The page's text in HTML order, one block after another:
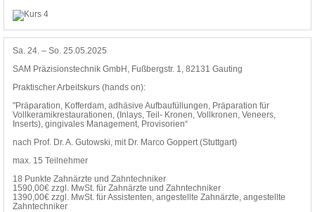
Sa. 24. – So. 25.05.2025
SAM Präzisionstechnik GmbH, Fußbergstr. 1, 82131 Gauting
Praktischer Arbeitskurs (hands on):
"Präparation, Kofferdam, adhäsive Aufbaufüllungen, Präparation für
Vollkeramikrestaurationen, (Inlays, Teil- Kronen, Vollkronen, Veneers,
Inserts), gingivales Management, Provisorien“
nach Prof. Dr. A. Gutowski, mit Dr. Marco Goppert (Stuttgart)
max. 15 Teilnehmer
18 Punkte Zahnärzte und Zahntechniker
1590,00€ zzgl. MwSt. für Zahnärzte und Zahntechniker
1390,00€ zzgl. MwSt. für Assistenten, angestellte Zahnärzte, angestellte
Zahntechniker